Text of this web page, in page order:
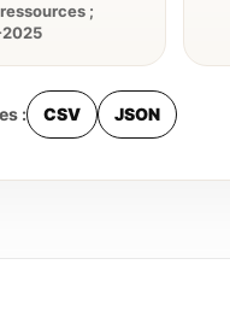
;
: CSV JSON